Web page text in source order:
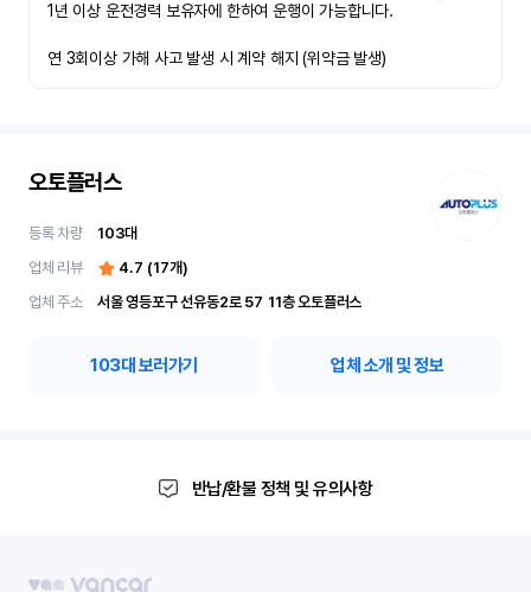
1년 이상 운전경력 보유자에 한하여 운행이 가능합니다.
연 3회이상 가해 사고 발생 시 계약 해지 (위약금 발생)
오토플러스
등록 차량 103대
업체 리뷰
4.7 (17개)
업체 주소
서울 영등포구 선유동2로 57	11층 오토플러스
103대 보러가기 업체 소개 및 정보
반납/환불 정책 및 유의사항